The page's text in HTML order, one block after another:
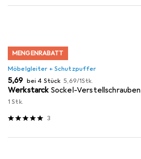
MENGENRABATT
Möbelgleiter + Schutzpuffer
EUR
5,69 bei 4 Stück EUR
5,69/1Stk.
Werkstarck Sockel-Verstellschrauben
1 Stk.
3